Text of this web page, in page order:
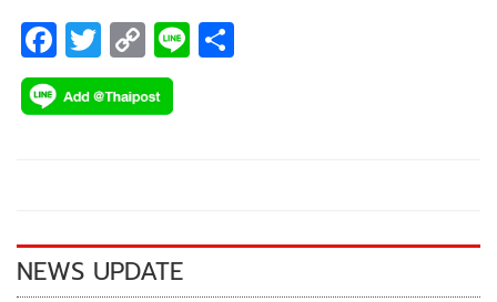
F
ac
e
k
T
wi
tt
C
o
p
k
Li
NEWS UPDATE